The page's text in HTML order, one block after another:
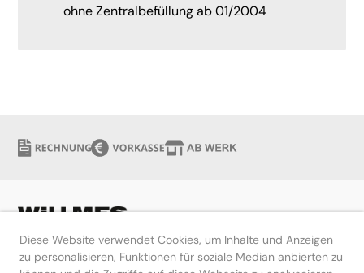
Diese Website verwendet Cookies, um Inhalte und Anzeigen
zu personalisieren, Funktionen für soziale Median anbierten zu
ohne Zentralbefüllung ab 01/2004